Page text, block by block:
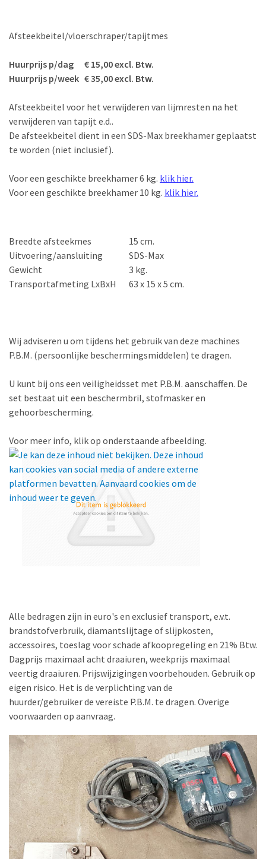
Afsteekbeitel/vloerschraper/tapijtmes
Huurprijs p/dag € 15,00 excl. Btw.
Huurprijs p/week € 35,00 excl. Btw.
Afsteekbeitel voor het verwijderen van lijmresten na het
verwijderen van tapijt e.d..
De afsteekbeitel dient in een SDS-Max breekhamer geplaatst
te worden (niet inclusief).
Voor een geschikte breekhamer 6 kg. klik hier.
Voor een geschikte breekhamer 10 kg. klik hier.
Breedte afsteekmes
15 cm.
Uitvoering/aansluiting
SDS-Max
Gewicht
3 kg.
Transportafmeting LxBxH 63 x 15 x 5 cm.
Wij adviseren u om tijdens het gebruik van deze machines
P.B.M. (persoonlijke beschermingsmiddelen) te dragen.
U kunt bij ons een veiligheidsset met P.B.M. aanschaffen. De
set bestaat uit een beschermbril, stofmasker en
gehoorbescherming.
Voor meer info, klik op onderstaande afbeelding.
Alle bedragen zijn in euro's en exclusief transport, e.v.t.
brandstofverbruik, diamantslijtage of slijpkosten,
accessoires, toeslag voor schade afkoopregeling en 21% Btw.
Dagprijs maximaal acht draaiuren, weekprijs maximaal
veertig draaiuren. Prijswijzigingen voorbehouden. Gebruik op
eigen risico. Het is de verplichting van de
huurder/gebruiker de vereiste P.B.M. te dragen. Overige
voorwaarden op aanvraag.